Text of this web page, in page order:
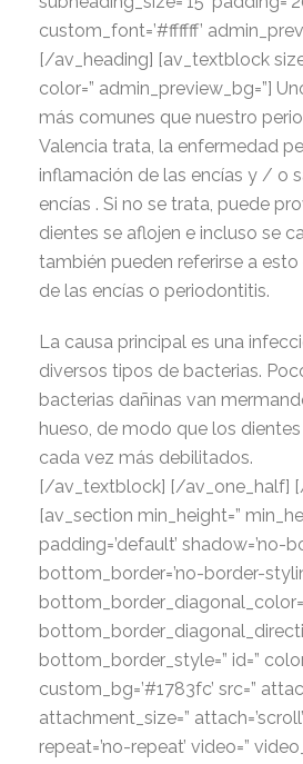
custom_font=’#ffffff’
[/av_heading] [av_textblock
color=” admin_preview_bg=”]
más comunes que nuestro
Valencia trata, la enfermedad
inflamación de las encías y / o
encías . Si no se trata, puede
dientes se aflojen e incluso se
también pueden referirse a
de las encías o periodontitis.
La causa principal es una
diversos tipos de bacterias.
bacterias dañinas van
hueso, de modo que los
cada vez más debilitados.
[/av_textblock] [/av_one_half]
[av_section min_height=”
padding=’default’ shadow=’no-
bottom_border=’no-border-
bottom_border_style=” id=”
custom_bg=’#1783fc’ src=”
attachment_size=”
repeat=’no-repeat’ video=”